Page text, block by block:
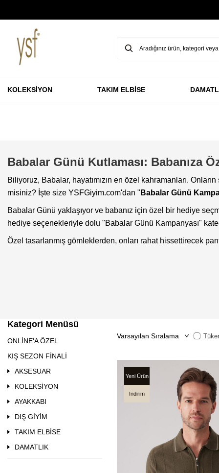
KOLEKSİYON TAKIM ELBİSE
Babalar Günü Kutlaması: Babanıza
Biliyoruz, Babalar, hayatımızın en özel kahramanları.
misiniz? İşte size YSFGiyim.com'dan " Babalar Günü
Babalar Günü yaklaşıyor ve babanız için özel bir hediye
hediye seçenekleriyle dolu "Babalar Günü Kampanyası"
Özel tasarlanmış gömleklerden, onları rahat hissettirecek
Kategori Menüsü
ONLİNE'A ÖZEL
KIŞ SEZON FİNALİ
AKSESUAR
KOLEKSİYON
AYAKKABI
DIŞ GİYİM
TAKIM ELBİSE
DAMATLIK
Yeni Ürün
İndirim